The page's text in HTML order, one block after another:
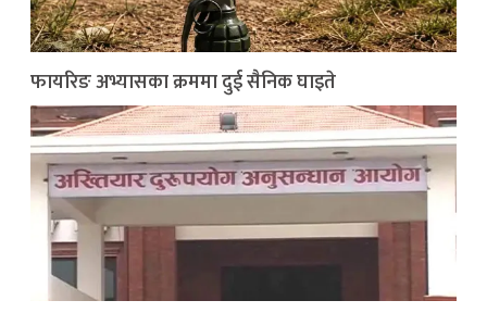
फायरिङ अभ्यासका क्रममा दुई सैनिक घाइते